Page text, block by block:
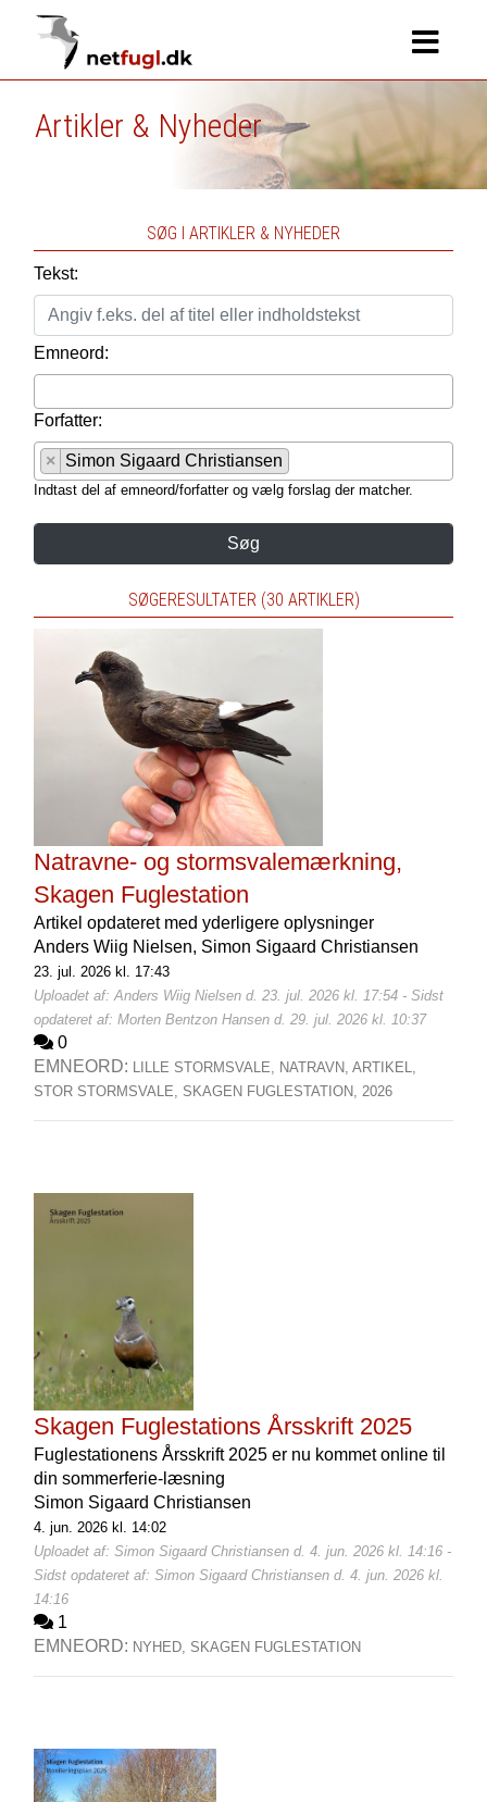
Artikler & Nyheder
SØG I ARTIKLER & NYHEDER
Tekst:
Emneord:
Forfatter:
× Simon Sigaard Christiansen
Indtast del af emneord/forfatter og vælg forslag der matcher.
Søg
SØGERESULTATER (30 ARTIKLER)
Natravne- og stormsvalemærkning,
Skagen Fuglestation
Artikel opdateret med yderligere oplysninger
Anders Wiig Nielsen, Simon Sigaard Christiansen
23. jul. 2026 kl. 17:43
Uploadet af: Anders Wiig Nielsen d. 23. jul. 2026 kl. 17:54 - Sidst
opdateret af: Morten Bentzon Hansen d. 29. jul. 2026 kl. 10:37
0
EMNEORD: LILLE STORMSVALE, NATRAVN, ARTIKEL,
STOR STORMSVALE, SKAGEN FUGLESTATION, 2026
Skagen Fuglestations Årsskrift 2025
Fuglestationens Årsskrift 2025 er nu kommet online til
din sommerferie-læsning
Simon Sigaard Christiansen
4. jun. 2026 kl. 14:02
Uploadet af: Simon Sigaard Christiansen d. 4. jun. 2026 kl. 14:16 -
Sidst opdateret af: Simon Sigaard Christiansen d. 4. jun. 2026 kl.
14:16
1
EMNEORD: NYHED, SKAGEN FUGLESTATION